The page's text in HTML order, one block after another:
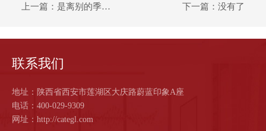
上一篇：是离别的季节，也是收获的季节 下一篇：没有了
联系我们
地址：陕西省西安市莲湖区大庆路蔚蓝印象A座
电话：400-029-9309
网址：http://categl.com